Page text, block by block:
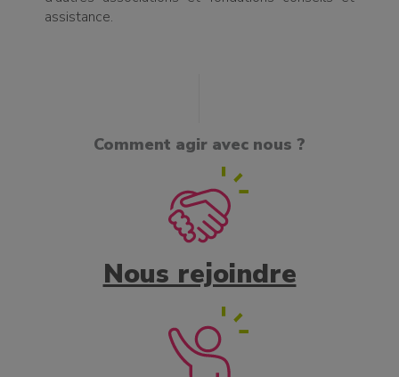
assistance.
Comment agir avec nous ?
Nous rejoindre